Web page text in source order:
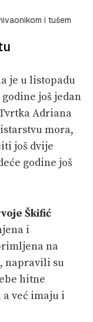
i tušem
je u listopadu
još jedan
Adriana
mora,
još dvije
godine još
Škifić
i
na
napravili su
hitne
već imaju i